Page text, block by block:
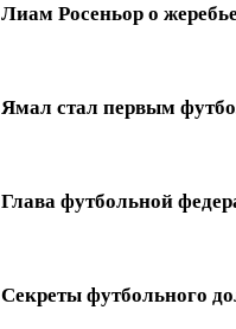
Лиам Росеньор о
Ямал стал первым
Глава футбольной
Секреты футбольного